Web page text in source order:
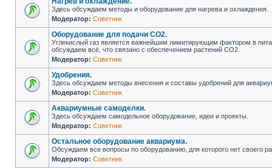
Здесь обсуждаем методы и оборудование для нагрева и охлаждения.
Модератор: Советник
Оборудование для подачи CO2.
Углекислый газ является важнейшим лимитирующим фактором в
обсуждаем всё, что связано с обеспечением растений CO2.
Модератор: Советник
Удобрения.
Здесь обсуждаем методы внесения и составы удобрений для
Модератор: Советник
Аквариумные самоделки.
Здесь обсуждаем самодельное оборудование, идеи и проекты.
Модератор: Советник
Остальное оборудование аквариума.
Обсуждаем все вопросы по оборудованию, для которого нет своего
Модератор: Советник